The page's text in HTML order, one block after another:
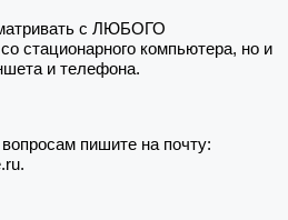
с ЛЮБОГО
стационарного компьютера, но и
и телефона.
пишите на почту: